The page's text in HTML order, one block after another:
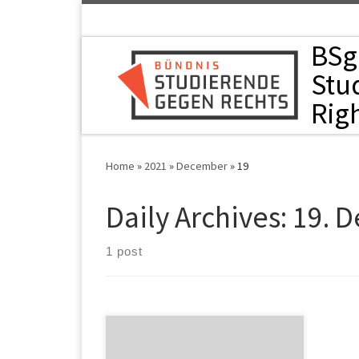
Home » 2021 »December»19
Daily Archives: 19.
1 post